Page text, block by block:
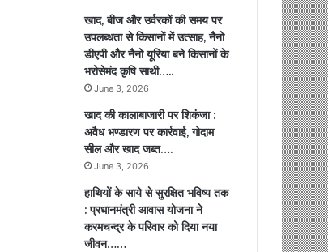
खाद, बीज और उर्वरकों की समय पर
उपलब्धता से किसानों में उत्साह, नैनो
डीएपी और नैनो यूरिया बने किसानों के
भरोसेमंद कृषि साथी…..
June 3, 2026
खाद की कालाबाजारी पर शिकंजा :
अवैध भण्डारण पर कार्रवाई, गोदाम
सील और खाद जब्त….
June 3, 2026
हाथियों के साये से सुरक्षित भविष्य तक
: प्रधानमंत्री आवास योजना ने
करमचन्द्र के परिवार को दिया नया
जीवन……